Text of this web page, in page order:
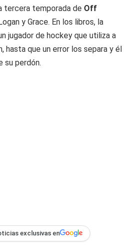
tercera temporada de Off
y Grace. En los libros, la
jugador de hockey que utiliza a
hasta que un error los separa y él
su perdón.
exclusivas en